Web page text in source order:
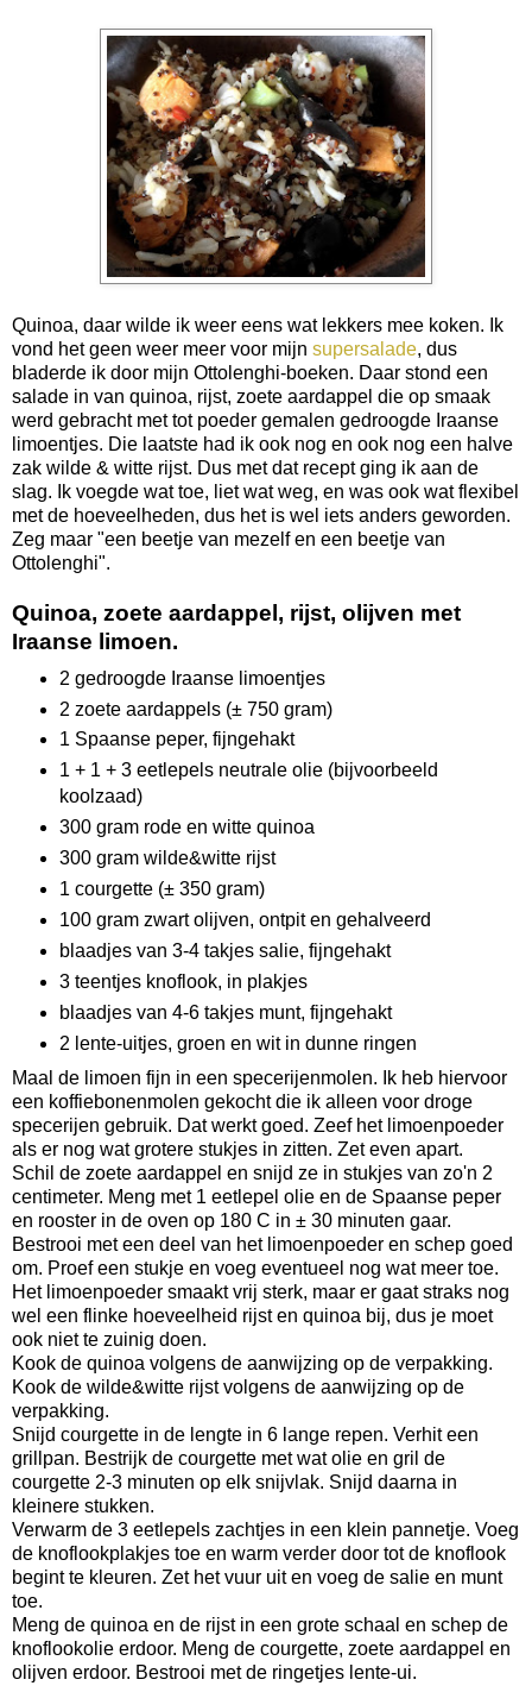
Quinoa, daar wilde ik weer eens wat lekkers mee koken. Ik
vond het geen weer meer voor mijn supersalade, dus
bladerde ik door mijn Ottolenghi-boeken. Daar stond een
salade in van quinoa, rijst, zoete aardappel die op smaak
werd gebracht met tot poeder gemalen gedroogde Iraanse
limoentjes. Die laatste had ik ook nog en ook nog een halve
zak wilde & witte rijst. Dus met dat recept ging ik aan de
slag. Ik voegde wat toe, liet wat weg, en was ook wat flexibel
met de hoeveelheden, dus het is wel iets anders geworden.
Zeg maar "een beetje van mezelf en een beetje van
Ottolenghi".
Quinoa, zoete aardappel, rijst, olijven met
Iraanse limoen.
2 gedroogde Iraanse limoentjes
2 zoete aardappels (± 750 gram)
1 Spaanse peper, fijngehakt
1 + 1 + 3 eetlepels neutrale olie (bijvoorbeeld
koolzaad)
300 gram rode en witte quinoa
300 gram wilde&witte rijst
1 courgette (± 350 gram)
100 gram zwart olijven, ontpit en gehalveerd
blaadjes van 3-4 takjes salie, fijngehakt
3 teentjes knoflook, in plakjes
blaadjes van 4-6 takjes munt, fijngehakt
2 lente-uitjes, groen en wit in dunne ringen
Maal de limoen fijn in een specerijenmolen. Ik heb hiervoor
een koffiebonenmolen gekocht die ik alleen voor droge
specerijen gebruik. Dat werkt goed. Zeef het limoenpoeder
als er nog wat grotere stukjes in zitten. Zet even apart.
Schil de zoete aardappel en snijd ze in stukjes van zo'n 2
centimeter. Meng met 1 eetlepel olie en de Spaanse peper
en rooster in de oven op 180 C in ± 30 minuten gaar.
Bestrooi met een deel van het limoenpoeder en schep goed
om. Proef een stukje en voeg eventueel nog wat meer toe.
Het limoenpoeder smaakt vrij sterk, maar er gaat straks nog
wel een flinke hoeveelheid rijst en quinoa bij, dus je moet
ook niet te zuinig doen.
Kook de quinoa volgens de aanwijzing op de verpakking.
Kook de wilde&witte rijst volgens de aanwijzing op de
verpakking.
Snijd courgette in de lengte in 6 lange repen. Verhit een
grillpan. Bestrijk de courgette met wat olie en gril de
courgette 2-3 minuten op elk snijvlak. Snijd daarna in
kleinere stukken.
Verwarm de 3 eetlepels zachtjes in een klein pannetje. Voeg
de knoflookplakjes toe en warm verder door tot de knoflook
begint te kleuren. Zet het vuur uit en voeg de salie en munt
toe.
Meng de quinoa en de rijst in een grote schaal en schep de
knoflookolie erdoor. Meng de courgette, zoete aardappel en
olijven erdoor. Bestrooi met de ringetjes lente-ui.